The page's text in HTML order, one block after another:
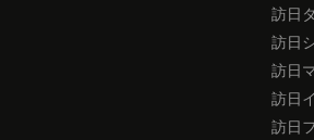
訪日
訪日
訪日
訪日
訪日